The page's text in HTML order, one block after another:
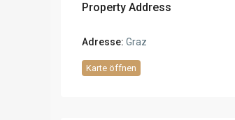
Property Address
Adresse: Graz
Karte öffnen